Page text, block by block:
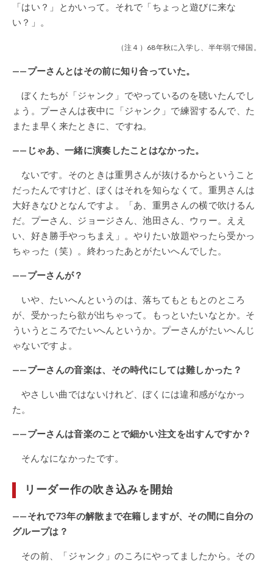
「はい？」とかいって。それで「ちょっと遊びに来な
い？」。
（注４）68年秋に入学し、半年弱で帰国。
——プーさんとはその前に知り合っていた。
ぼくたちが「ジャンク」でやっているのを聴いたんでし
ょう。プーさんは夜中に「ジャンク」で練習するんで、た
またま早く来たときに、ですね。
——じゃあ、一緒に演奏したことはなかった。
ないです。そのときは重男さんが抜けるからということ
だったんですけど、ぼくはそれを知らなくて。重男さんは
大好きなひとなんですよ。「あ、重男さんの横で吹けるん
だ。プーさん、ジョージさん、池田さん、ウヮー。ええ
い、好き勝手やっちまえ」。やりたい放題やったら受かっ
ちゃった（笑）。終わったあとがたいへんでした。
——プーさんが？
いや、たいへんというのは、落ちてもともとのところ
が、受かったら欲が出ちゃって。もっといたいなとか。そ
ういうところでたいへんというか。プーさんがたいへんじ
ゃないですよ。
——プーさんの音楽は、その時代にしては難しかった？
やさしい曲ではないけれど、ぼくには違和感がなかっ
た。
——プーさんは音楽のことで細かい注文を出すんですか？
そんなになかったです。
リーダー作の吹き込みを開始
——それで73年の解散まで在籍しますが、その間に自分の
グループは？
その前、「ジャンク」のころにやってましたから。その